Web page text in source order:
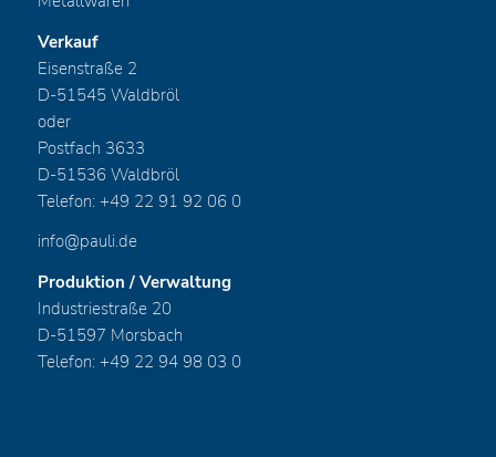
Verkauf
Eisenstraße 2
D-51545 Waldbröl
oder
Postfach 3633
D-51536 Waldbröl
Telefon: +49 22 91 92 06 0
info@pauli.de
Produktion / Verwaltung
Industriestraße 20
D-51597 Morsbach
Telefon: +49 22 94 98 03 0